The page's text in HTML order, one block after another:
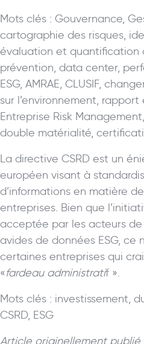
Mots clés : Gouvernance,
cartographie des risques,
évaluation et quantification
prévention, data center,
ESG, AMRAE, CLUSIF,
sur l’environnement,
Entreprise Risk
double matérialité,
La directive CSRD est un
européen visant à
d’informations en matière
entreprises. Bien que
acceptée par les acteurs
avides de données ESG, ce
certaines entreprises qui
«fardeau administratif ».
Mots clés : investissement,
CSRD, ESG
Article originellement publié